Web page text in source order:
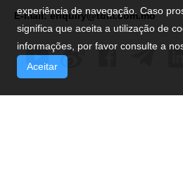
E-mail:enquiry@tdm.com.mo
experiência de navegação. Caso
significa que aceita a utilização de
informações, por favor consulte a
Aceitar